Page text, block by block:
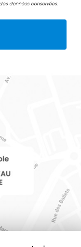
données conservées.